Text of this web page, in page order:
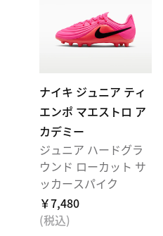
ナイキ ジュニア ティ
エンポ マエストロ ア
カデミー
ジュニア ハードグラ
ウンド ローカット サ
ッカースパイク
￥7,480
(税込)